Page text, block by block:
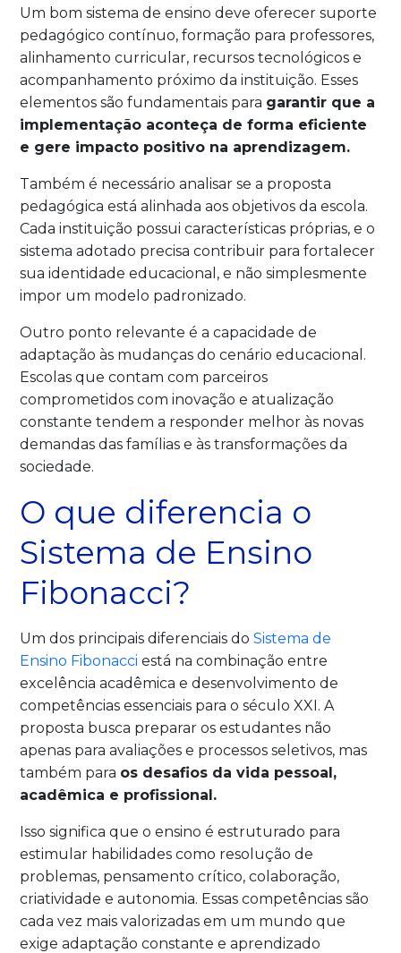
Um bom sistema de ensino deve oferecer suporte
pedagógico contínuo, formação para professores,
alinhamento curricular, recursos tecnológicos e
acompanhamento próximo da instituição. Esses
elementos são fundamentais para garantir que a
implementação aconteça de forma eficiente
e gere impacto positivo na aprendizagem.
Também é necessário analisar se a proposta
pedagógica está alinhada aos objetivos da escola.
Cada instituição possui características próprias, e o
sistema adotado precisa contribuir para fortalecer
sua identidade educacional, e não simplesmente
impor um modelo padronizado.
Outro ponto relevante é a capacidade de
adaptação às mudanças do cenário educacional.
Escolas que contam com parceiros
comprometidos com inovação e atualização
constante tendem a responder melhor às novas
demandas das famílias e às transformações da
sociedade.
O que diferencia o
Sistema de Ensino
Fibonacci?
Um dos principais diferenciais doSistema de
Ensino Fibonacci está na combinação entre
excelência acadêmica e desenvolvimento de
competências essenciais para o século XXI. A
proposta busca preparar os estudantes não
apenas para avaliações e processos seletivos, mas
também para os desafios da vida pessoal,
acadêmica e profissional.
Isso significa que o ensino é estruturado para
estimular habilidades como resolução de
problemas, pensamento crítico, colaboração,
criatividade e autonomia. Essas competências são
cada vez mais valorizadas em um mundo que
exige adaptação constante e aprendizado